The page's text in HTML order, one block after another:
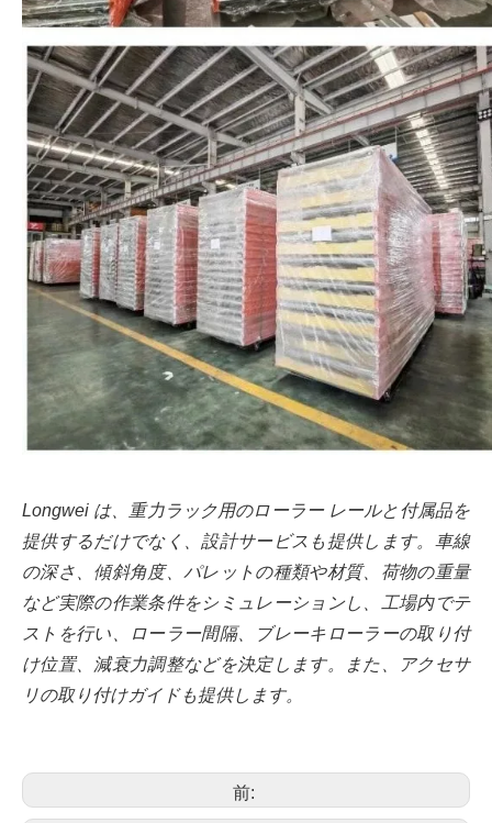
Longwei は、重力ラック用のローラー レールと付属品を
提供するだけでなく、設計サービスも提供します。車線
の深さ、傾斜角度、パレットの種類や材質、荷物の重量
など実際の作業条件をシミュレーションし、工場内でテ
ストを行い、ローラー間隔、ブレーキローラーの取り付
け位置、減衰力調整などを決定します。また、アクセサ
リの取り付けガイドも提供します。
前: